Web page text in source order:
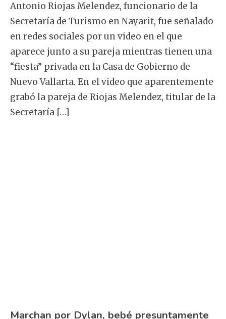
Antonio Riojas Melendez, funcionario de la
Secretaría de Turismo en Nayarit, fue señalado
en redes sociales por un video en el que
aparece junto a su pareja mientras tienen una
“fiesta” privada en la Casa de Gobierno de
Nuevo Vallarta. En el video que aparentemente
grabó la pareja de Riojas Melendez, titular de la
Secretaría […]
Marchan por Dylan, bebé presuntamente